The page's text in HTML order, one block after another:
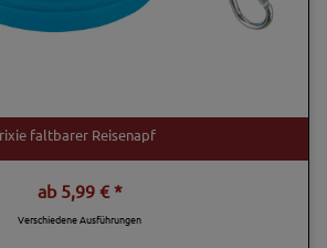
faltbarer Reisenapf
ab5,99 € *
Verschiedene Ausführungen